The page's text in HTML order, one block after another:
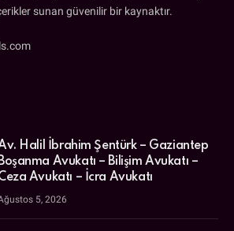
sunan güvenilir bir kaynaktır.
Halil İbrahim Şentürk – Gaziantep
Boşanma Avukatı – Bilişim Avukatı –
Avukatı – İcra Avukatı
5, 2026